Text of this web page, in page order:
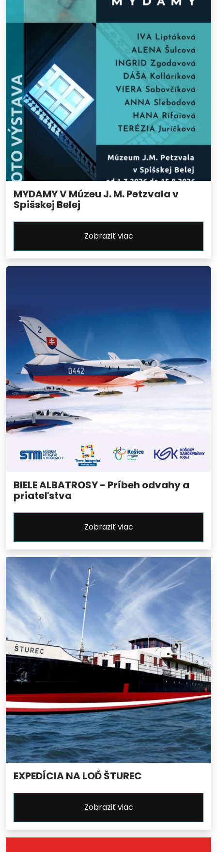
MYDAMY V Múzeu J. M. Petzvala v
Spišskej Belej
Zobraziť viac
BIELE ALBATROSY - Príbeh odvahy a
priateľstva
Zobraziť viac
EXPEDÍCIA NA LOĎ ŠTUREC
Zobraziť viac